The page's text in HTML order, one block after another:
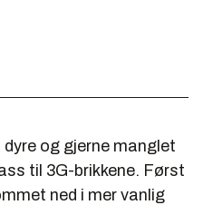
og gjerne manglet
til 3G-brikkene. Først
ned i mer vanlig